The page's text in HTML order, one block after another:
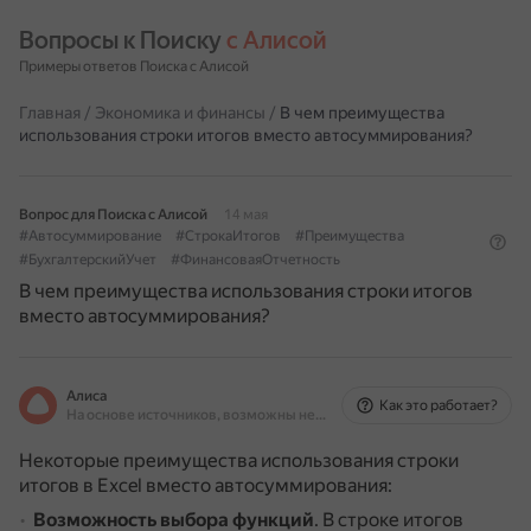
Вопросы к Поиску с Алисой
Примеры ответов Поиска с Алисой
Главная / Экономика и финансы / В чем преимущества
использования строки итогов вместо автосуммирования?
Вопрос для Поиска с Алисой
14 мая
#Автосуммирование
#СтрокаИтогов
#Преимущества
#БухгалтерскийУчет
#ФинансоваяОтчетность
В чем преимущества использования строки итогов
вместо автосуммирования?
Алиса
На основе источников, возможны неточности
Как это работает?
Некоторые преимущества использования строки
итогов в Excel вместо автосуммирования:
Возможность выбора функций. В строке итогов